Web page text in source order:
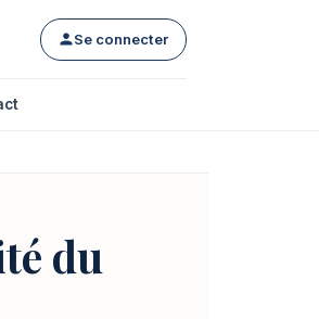
Se connecter
du